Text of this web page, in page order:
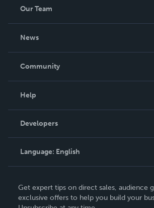
Our Team
News
In The News
Community
Podcast
Help
Order Lookup
Knowledge Base
Contact Support
Developers
Language: English
Deutsch
Get expert tips on direct sales, audience
exclusive offers to help you build your